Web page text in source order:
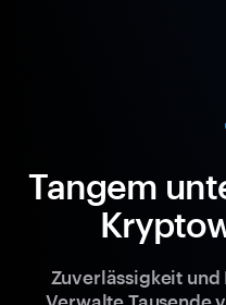
Tangem
Zuverlässigkeit